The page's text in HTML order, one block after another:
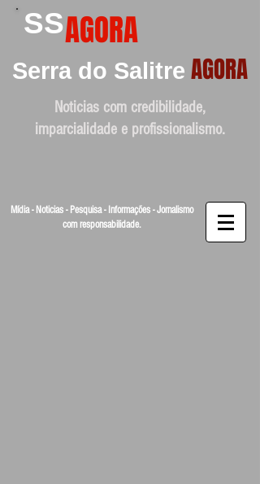
SSAGORA
Serra do Salitre AGORA
Noticias com credibilidade,
imparcialidade e profissionalismo.
Mídia - Noticias - Pesquisa - Informações - Jornalismo
com responsabilidade.